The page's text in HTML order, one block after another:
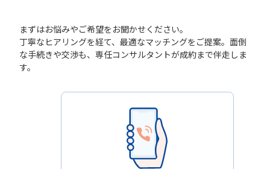
まずはお悩みやご希望をお聞かせください。
丁寧なヒアリングを経て、最適なマッチングをご提案。面倒
な手続きや交渉も、専任コンサルタントが成約まで伴走しま
す。